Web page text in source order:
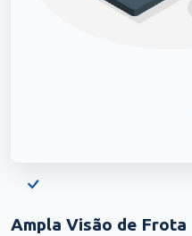
Ampla Visão de Frota